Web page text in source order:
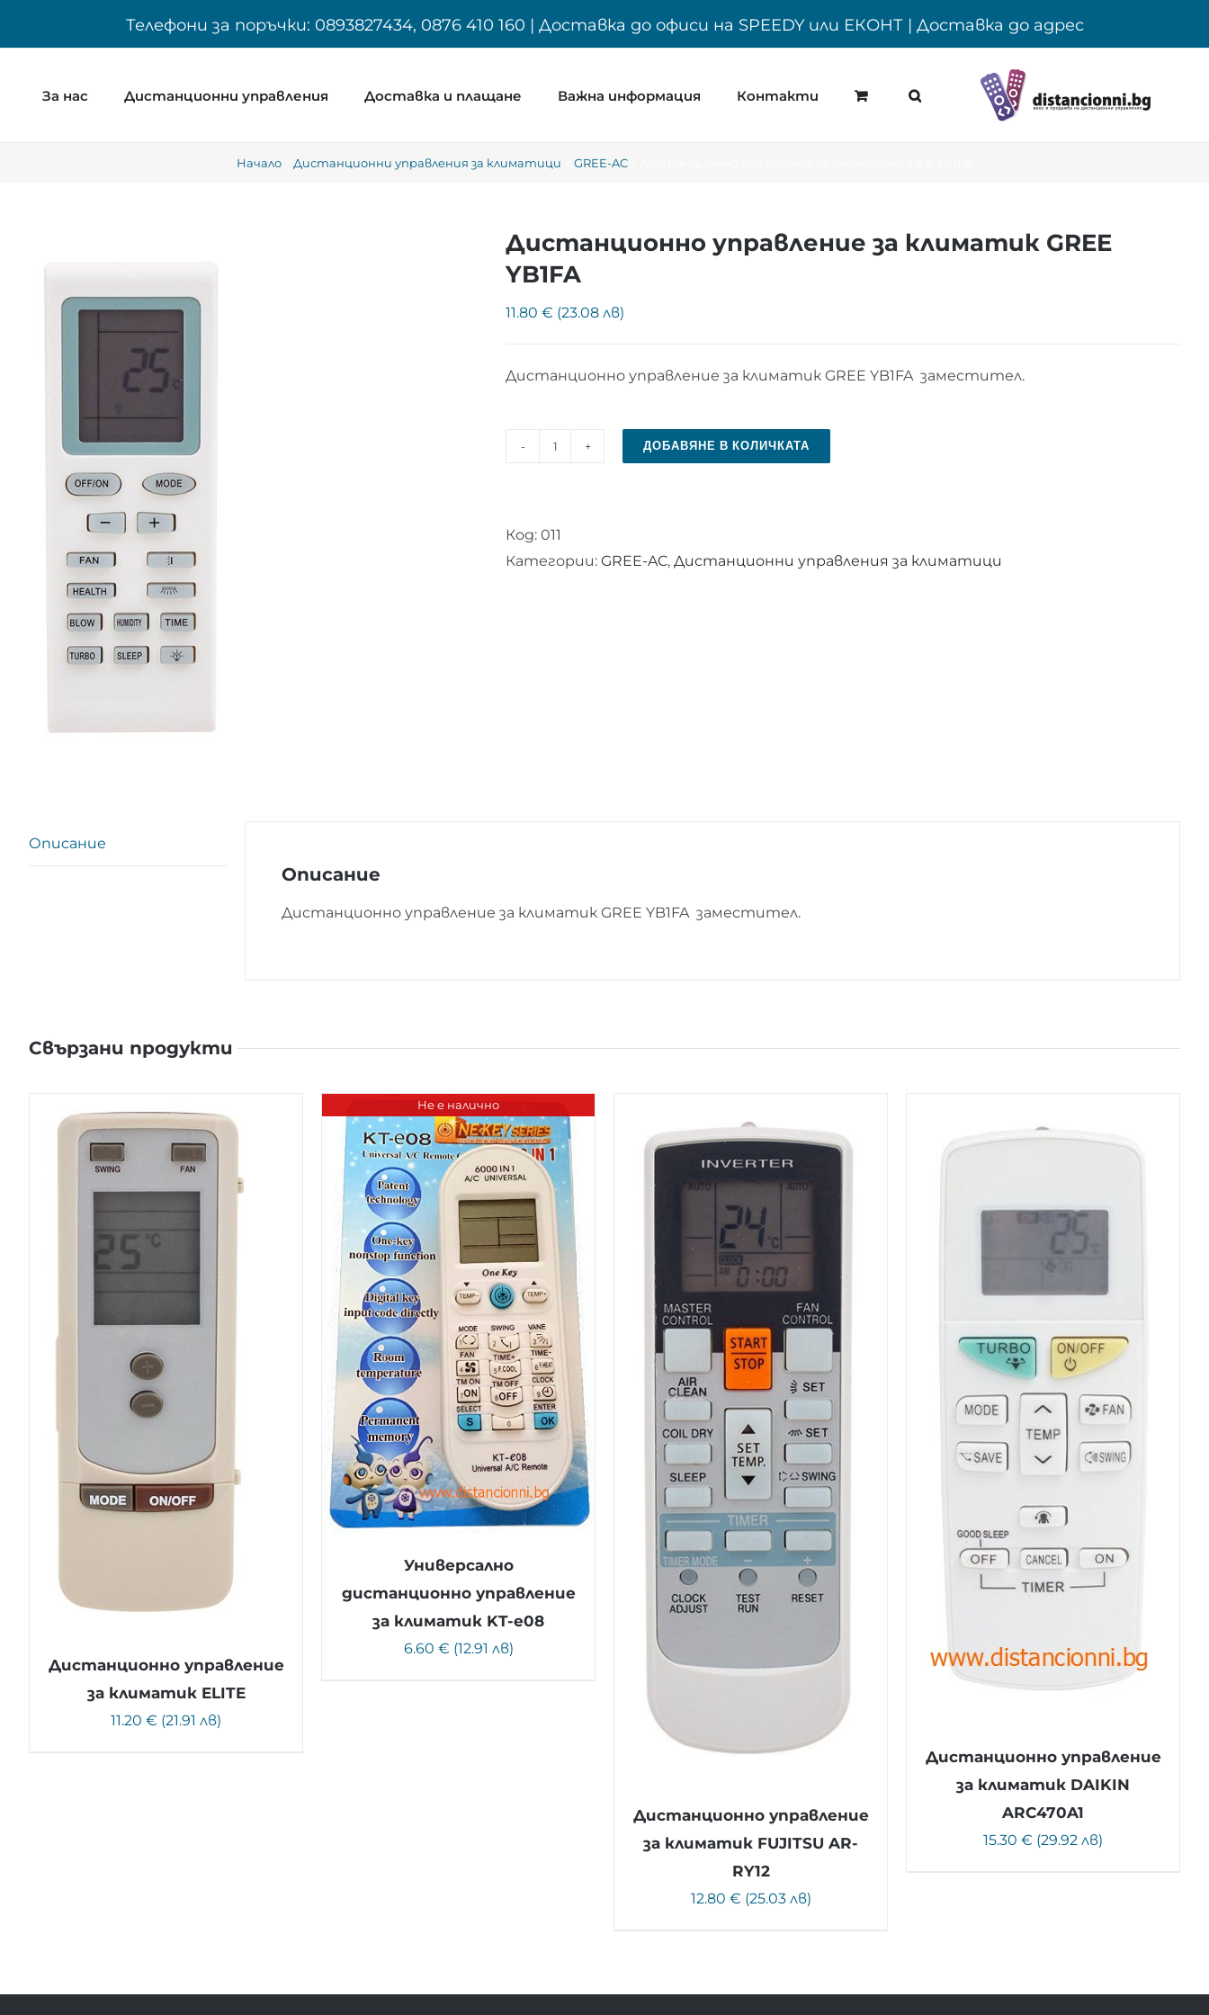
Телефони за поръчки: 0893827434, 0876 410 160 | Доставка до офиси на SPEEDY или ЕКОНТ | Доставка до адрес
За нас Дистанционни управления Доставка и плащане Важна информация Контакти
Начало Дистанционни управления за климатици GREE-AC
Дистанционно управление за климатик GREE
YB1FA
11.80 € (23.08 лв)
Дистанционно управление за климатик GREE YB1FA заместител.
количество
управление
за
ДОБАВЯНЕ В КОЛИЧКАТА
Код: 011
Категории: GREE-AC, Дистанционни управления за климатици
Описание
Описание
Дистанционно управление за климатик GREE YB1FA заместител.
Свързани продукти
Дистанционно управление
за климатик ELITE
11.20 € (21.91 лв)
Не е налично
Универсално
дистанционно управление
за климатик KT-e08
6.60 € (12.91 лв)
Дистанционно управление
за климатик FUJITSU AR-
RY12
12.80 € (25.03 лв)
Дистанционно управление
за климатик DAIKIN
ARC470A1
15.30 € (29.92 лв)